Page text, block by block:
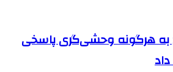
به هرگونه وحشی‌گری پاسخی